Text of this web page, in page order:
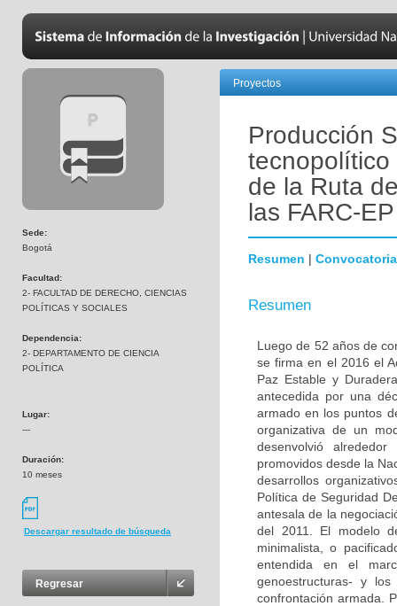
Sede:
Bogotá
Facultad:
2- FACULTAD DE DERECHO, CIENCIAS
POLÍTICAS Y SOCIALES
Dependencia:
2- DEPARTAMENTO DE CIENCIA
POLÍTICA
Lugar:
---
Duración:
10 meses
Descargar resultado de búsqueda
Regresar
Proyectos
Producción
tecnopolítico
de la Ruta
las FARC-
Resumen | Convocatoria
Resumen
Luego de 52 años de
se firma en el 2016 el
Paz Estable y
antecedida por una
armado en los puntos
organizativa de un
desenvolvió
promovidos desde la
desarrollos
Política de Seguridad
antesala de la
del 2011. El modelo
minimalista, o
entendida en el
genoestructuras- y
confrontación armada.